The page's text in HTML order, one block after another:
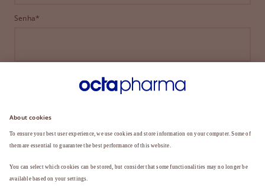
Senha*
ENTRAR
ESQUECEU SUA SENHA?
Ainda não é membro?